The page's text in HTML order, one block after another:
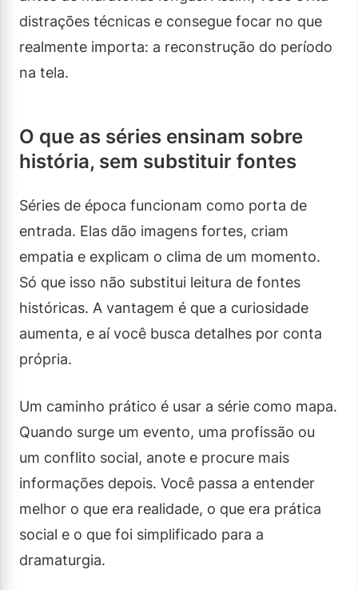
distrações técnicas e consegue focar no que
realmente importa: a reconstrução do período
na tela.
O que as séries ensinam sobre
história, sem substituir fontes
Séries de época funcionam como porta de
entrada. Elas dão imagens fortes, criam
empatia e explicam o clima de um momento.
Só que isso não substitui leitura de fontes
históricas. A vantagem é que a curiosidade
aumenta, e aí você busca detalhes por conta
própria.
Um caminho prático é usar a série como mapa.
Quando surge um evento, uma profissão ou
um conflito social, anote e procure mais
informações depois. Você passa a entender
melhor o que era realidade, o que era prática
social e o que foi simplificado para a
dramaturgia.